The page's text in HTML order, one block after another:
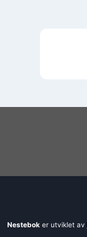
Nesteboker utviklet av